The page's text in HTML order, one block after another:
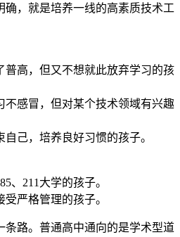
确，就是培养一线的高素质技术工
普高，但又不想就此放弃学习的孩
不感冒，但对某个技术领域有兴趣
己，培养良好习惯的孩子。
、211大学的孩子。
严格管理的孩子。
条路。普通高中通向的是学术型道